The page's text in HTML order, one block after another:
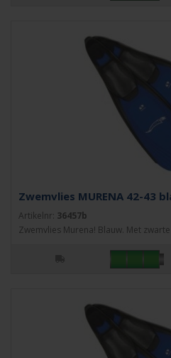
Zwemvlies MURENA 42-43
Artikelnr: 36457b
Zwemvlies Murena! Blauw. Met